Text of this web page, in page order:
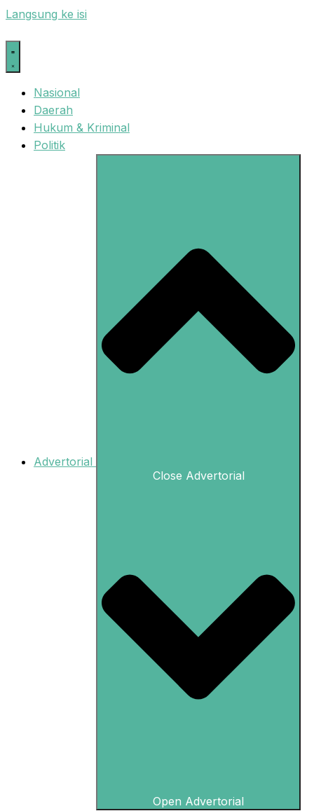
Langsung ke isi
Nasional
Daerah
Hukum & Kriminal
Politik
Advertorial
Close Advertorial
Open Advertorial